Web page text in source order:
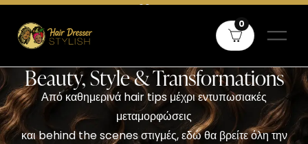
Δωρεάν μεταφορικά άνω των 60€ σε όλη την Ελλάδα και άνω των
0
Beauty, Style & Transformations
Από καθημερινά hair tips μέχρι εντυπωσιακές
μεταμορφώσεις
και behind the scenes στιγμές, εδώ θα βρείτε όλη την